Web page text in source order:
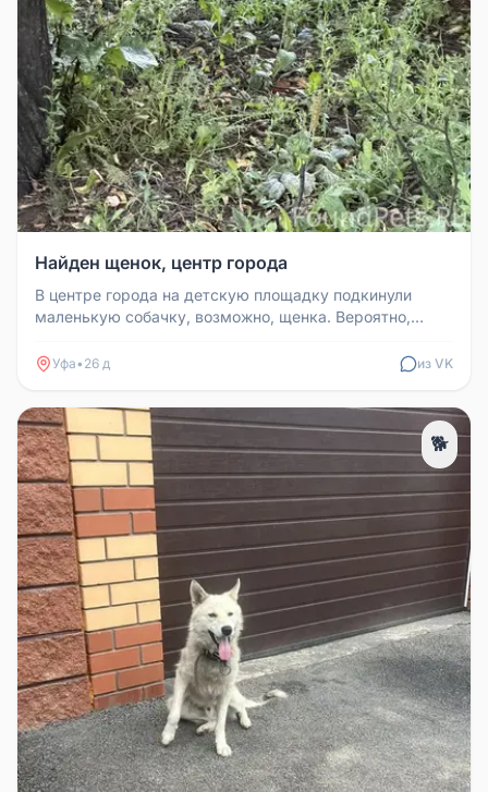
Найден щенок, центр города
В центре города на детскую площадку подкинули
маленькую собачку, возможно, щенка. Вероятно,
Уфа• 26 д из VK
🐕